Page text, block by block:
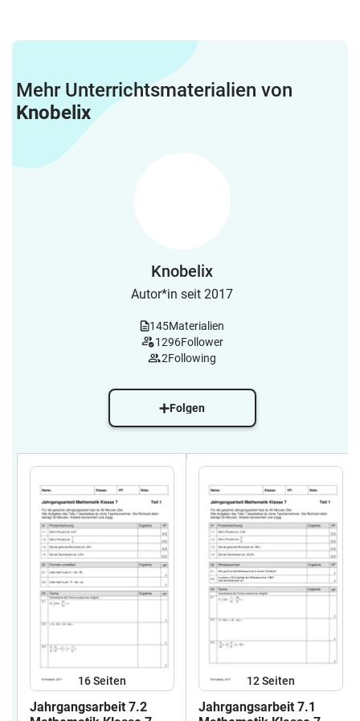
Mehr Unterrichtsmaterialien von
Knobelix
Knobelix
Autor*in seit 2017
145Materialien
1296Follower
2Following
Folgen
16Seiten
Jahrgangsarbeit 7.2
12Seiten
Jahrgangsarbeit 7.1